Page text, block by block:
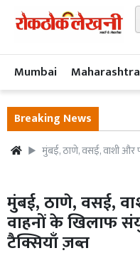
Mumbai Maharashtra
Breaking News
मुंबई, ठाणे, वसई, वाशी और
मुंबई, ठाणे, वसई,
वाहनों के खिलाफ
टैक्सियाँ ज़ब्त